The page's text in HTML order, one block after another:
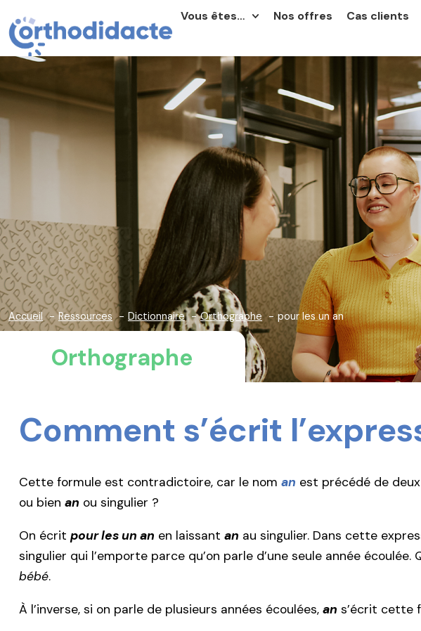
Vous êtes… Nos offres Cas clients
Accueil Ressources Dictionnaire Orthographe pour les un an
Orthographe
Comment s’écrit
Cette formule est contradictoire, car le nom an est précédé de
ou bien an ou singulier ?
On écrit pour les un an en laissant an au singulier. Dans cette
singulier qui l’emporte parce qu’on parle d’une seule année écoulée.
bébé.
À l’inverse, si on parle de plusieurs années écoulées, an s’écrit cette